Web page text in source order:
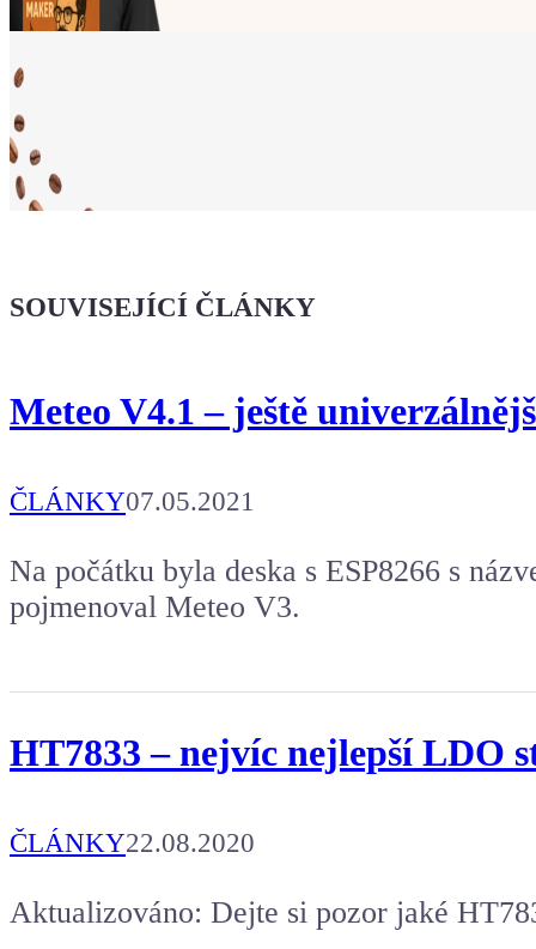
že jsi Maker!
Kafe pro Chiptrona
Aby mohl napsat další článek.
SOUVISEJÍCÍ ČLÁNKY
Meteo V4.1 – ještě
ČLÁNKY07.05.2021
Na počátku byla deska s ESP8266 s
pojmenoval Meteo V3.
HT7833 – nejvíc nejlepší LDO
ČLÁNKY22.08.2020
Aktualizováno: Dejte si pozor jaké